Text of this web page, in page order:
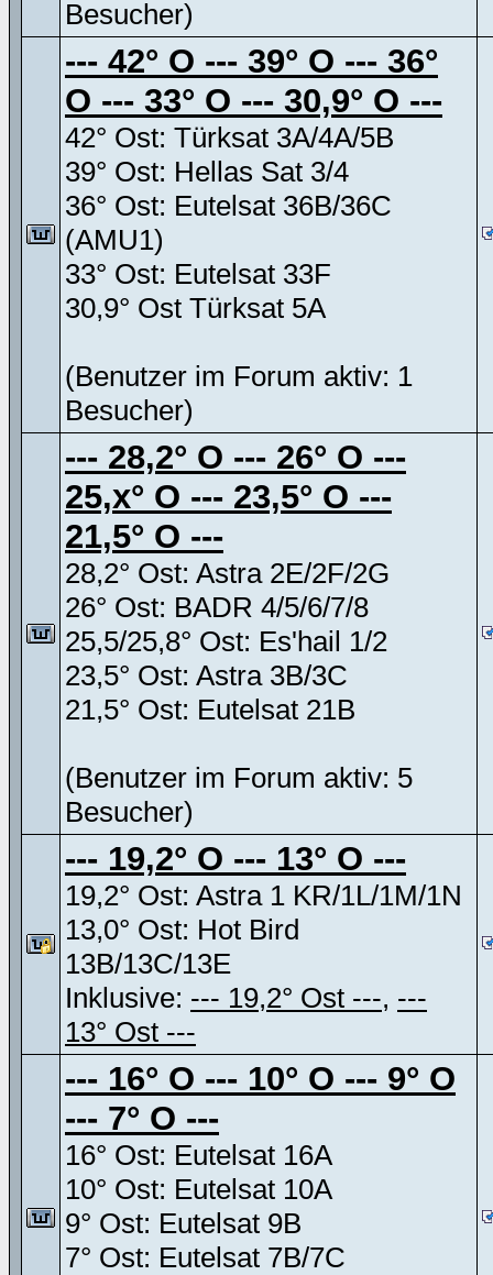
Besucher)
--- 42° O --- 39° O --- 36°
O --- 33° O --- 30,9° O ---
42° Ost: Türksat 3A/4A/5B
39° Ost: Hellas Sat 3/4
36° Ost: Eutelsat 36B/36C
(AMU1)
33° Ost: Eutelsat 33F
30,9° Ost Türksat 5A
(Benutzer im Forum aktiv: 1
Besucher)
--- 28,2° O --- 26° O ---
25,x° O --- 23,5° O ---
21,5° O ---
28,2° Ost: Astra 2E/2F/2G
26° Ost: BADR 4/5/6/7/8
25,5/25,8° Ost: Es'hail 1/2
23,5° Ost: Astra 3B/3C
21,5° Ost: Eutelsat 21B
(Benutzer im Forum aktiv: 5
Besucher)
--- 19,2° O --- 13° O ---
19,2° Ost: Astra 1 KR/1L/1M/1N
13,0° Ost: Hot Bird
13B/13C/13E
Inklusive: --- 19,2° Ost ---, ---
13° Ost ---
--- 16° O --- 10° O --- 9° O
--- 7° O ---
16° Ost: Eutelsat 16A
10° Ost: Eutelsat 10A
9° Ost: Eutelsat 9B
7° Ost: Eutelsat 7B/7C